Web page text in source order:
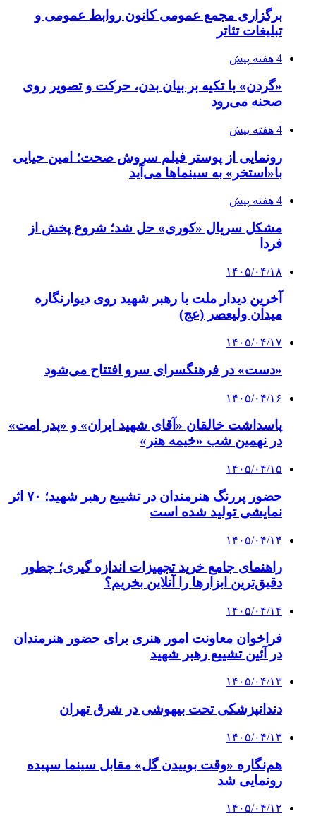
برگزاری مجمع عمومی کانون روابط عمومی و
تبلیغات تئاتر
4 هفته پیش
«گردن» با تکیه بر بیان بدن، حرکت و تصویر روی
صحنه می‌رود
4 هفته پیش
رونمایی از پوستر فیلم سروش صحت؛ امین حیایی
با«استخر» به سینماها می‌آید
4 هفته پیش
مشکل سریال «کوری» حل شد؛ شروع پخش از
فردا
۱۴۰۵/۰۴/۱۸
آخرین دیدار ملت با رهبر شهید روی دیوارنگاره
میدان ولیعصر (عج)
۱۴۰۵/۰۴/۱۷
«دست» در فرهنگسرای سرو افتتاح می‌شود
۱۴۰۵/۰۴/۱۶
پاسداشت خالقان «آقای شهید ایران» و «پدر امت»
در نهمین شب «خیمه هنر»
۱۴۰۵/۰۴/۱۵
حضور پررنگ هنرمندان در تشییع رهبر شهید؛ ۷۰ اثر
نمایشی تولید شده است
۱۴۰۵/۰۴/۱۴
راهنمای جامع خرید تجهیزات اندازه گیری؛ چطور
دقیق‌ترین ابزارها را آنلاین بخریم؟
۱۴۰۵/۰۴/۱۴
فراخوان معاونت امور هنری برای حضور هنرمندان
در آئین تشییع رهبر شهید
۱۴۰۵/۰۴/۱۳
دندانپزشکی تحت بیهوشی در شرق تهران
۱۴۰۵/۰۴/۱۳
هم‌نگاره «وقت بوییدن گل» مقابل سینما سپیده
رونمایی شد
۱۴۰۵/۰۴/۱۲